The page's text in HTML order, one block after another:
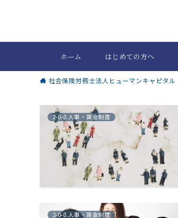
ホーム はじめての方へ
社会保険労務士法人ヒューマンキャピタル
2-0-0.人事・賃金制度
2-0-0.人事・賃金制度